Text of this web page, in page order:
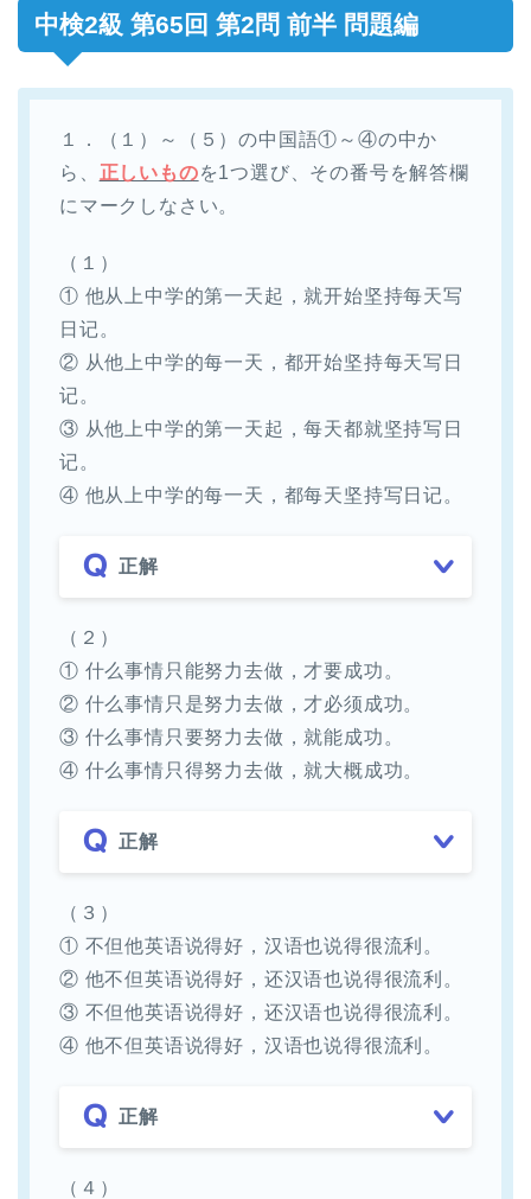
中検2級 第65回 第2問 前半 問題編
１．（１）～（５）の中国語①～④の中か
ら、 正しいものを1つ選び、その番号を解答欄
にマークしなさい。
（１）
① 他从上中学的第一天起，就开始坚持每天写
日记。
② 从他上中学的每一天，都开始坚持每天写日
记。
③ 从他上中学的第一天起，每天都就坚持写日
记。
④ 他从上中学的每一天，都每天坚持写日记。
正解
（２）
① 什么事情只能努力去做，才要成功。
② 什么事情只是努力去做，才必须成功。
③ 什么事情只要努力去做，就能成功。
④ 什么事情只得努力去做，就大概成功。
正解
（３）
① 不但他英语说得好，汉语也说得很流利。
② 他不但英语说得好，还汉语也说得很流利。
③ 不但他英语说得好，还汉语也说得很流利。
④ 他不但英语说得好，汉语也说得很流利。
正解
（４）